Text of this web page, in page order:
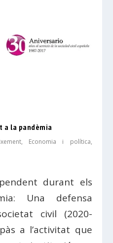
la pandèmia
, Economia i política,
durant els
Una defensa
civil (2020-
a l’activitat que